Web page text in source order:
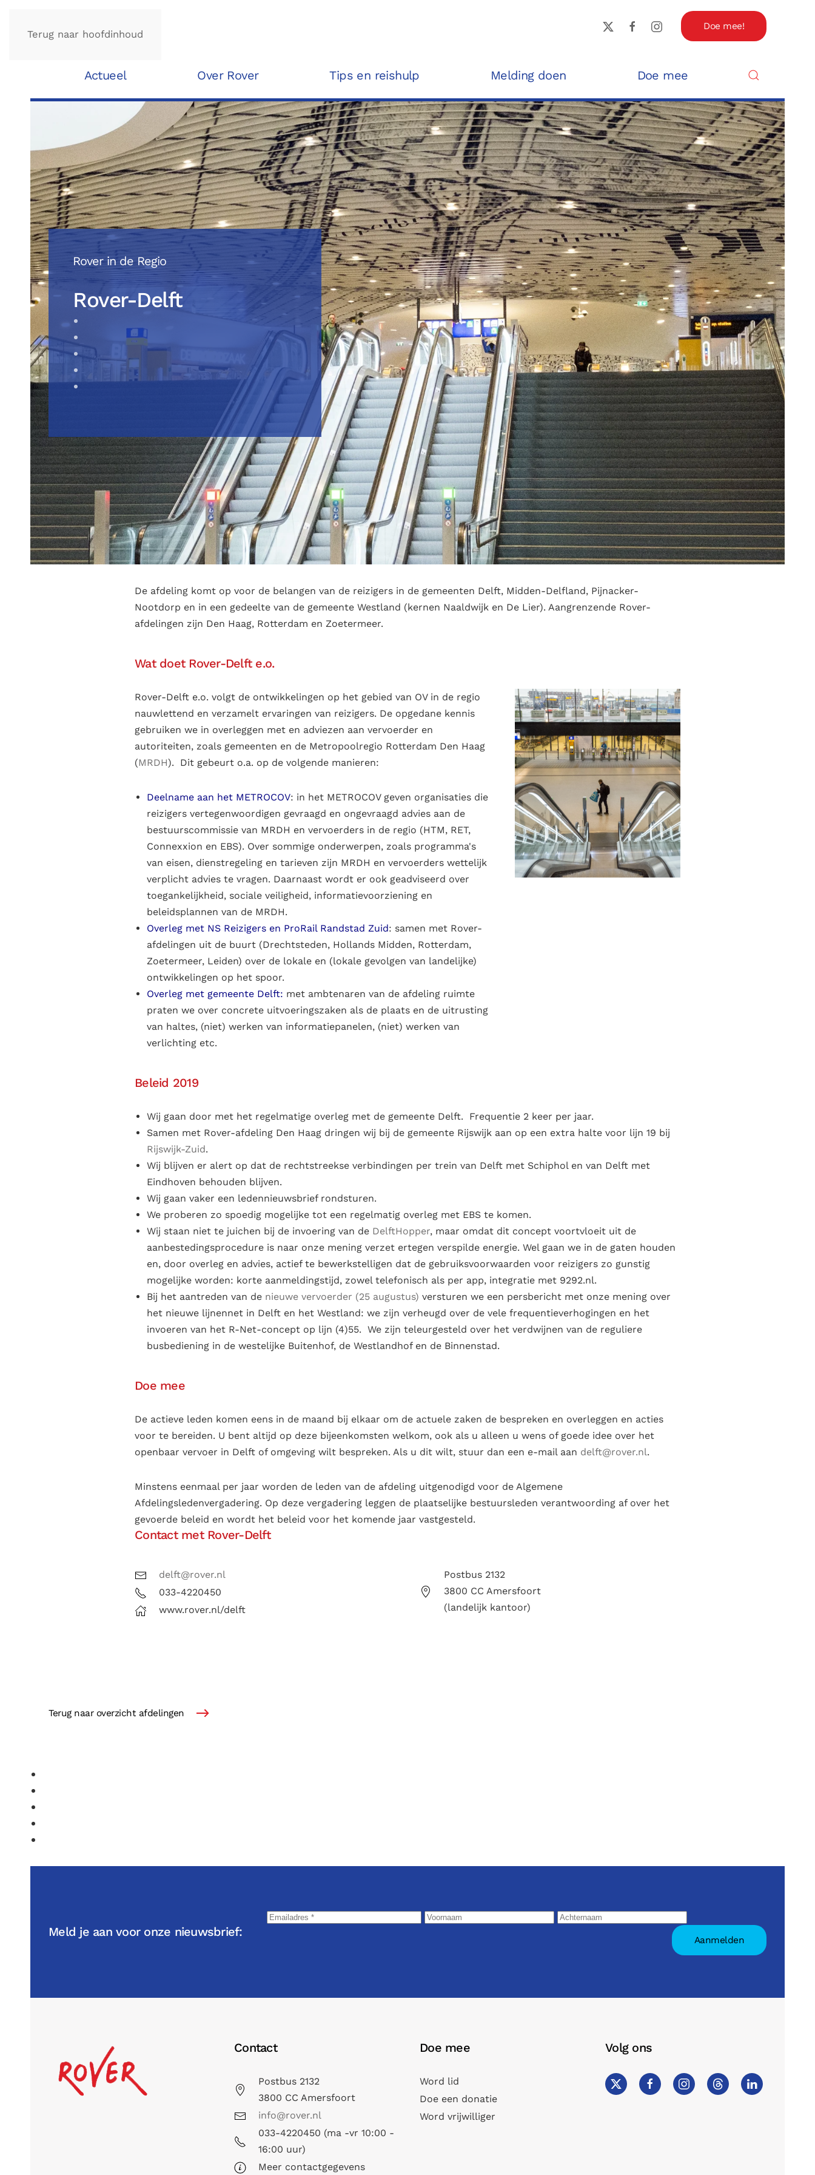
Terug naar hoofdinhoud
Doe mee!
Actueel Over Rover Tips en reishulp Melding doen Doe mee
Rover in de Regio
Rover-Delft
De afdeling komt op voor de belangen van de reizigers in de gemeenten Delft, Midden-Delfland, Pijnacker-
Nootdorp en in een gedeelte van de gemeente Westland (kernen Naaldwijk en De Lier). Aangrenzende Rover-
afdelingen zijn Den Haag, Rotterdam en Zoetermeer.
Wat doet Rover-Delft e.o.
Rover-Delft e.o. volgt de ontwikkelingen op het gebied van OV in de regio
nauwlettend en verzamelt ervaringen van reizigers. De opgedane kennis
gebruiken we in overleggen met en adviezen aan vervoerder en
autoriteiten, zoals gemeenten en de Metropoolregio Rotterdam Den Haag
(MRDH). Dit gebeurt o.a. op de volgende manieren:
Deelname aan het METROCOV: in het METROCOV geven organisaties die
reizigers vertegenwoordigen gevraagd en ongevraagd advies aan de
bestuurscommissie van MRDH en vervoerders in de regio (HTM, RET,
Connexxion en EBS). Over sommige onderwerpen, zoals programma's
van eisen, dienstregeling en tarieven zijn MRDH en vervoerders wettelijk
verplicht advies te vragen. Daarnaast wordt er ook geadviseerd over
toegankelijkheid, sociale veiligheid, informatievoorziening en
beleidsplannen van de MRDH.
Overleg met NS Reizigers en ProRail Randstad Zuid: samen met Rover-
afdelingen uit de buurt (Drechtsteden, Hollands Midden, Rotterdam,
Zoetermeer, Leiden) over de lokale en (lokale gevolgen van landelijke)
ontwikkelingen op het spoor.
Overleg met gemeente Delft: met ambtenaren van de afdeling ruimte
praten we over concrete uitvoeringszaken als de plaats en de uitrusting
van haltes, (niet) werken van informatiepanelen, (niet) werken van
verlichting etc.
Beleid 2019
Wij gaan door met het regelmatige overleg met de gemeente Delft. Frequentie 2 keer per jaar.
Samen met Rover-afdeling Den Haag dringen wij bij de gemeente Rijswijk aan op een extra halte voor lijn 19 bij
Rijswijk-Zuid.
Wij blijven er alert op dat de rechtstreekse verbindingen per trein van Delft met Schiphol en van Delft met
Eindhoven behouden blijven.
Wij gaan vaker een ledennieuwsbrief rondsturen.
We proberen zo spoedig mogelijke tot een regelmatig overleg met EBS te komen.
Wij staan niet te juichen bij de invoering van de DelftHopper, maar omdat dit concept voortvloeit uit de
aanbestedingsprocedure is naar onze mening verzet ertegen verspilde energie. Wel gaan we in de gaten houden
en, door overleg en advies, actief te bewerkstelligen dat de gebruiksvoorwaarden voor reizigers zo gunstig
mogelijke worden: korte aanmeldingstijd, zowel telefonisch als per app, integratie met 9292.nl.
Bij het aantreden van de nieuwe vervoerder (25 augustus) versturen we een persbericht met onze mening over
het nieuwe lijnennet in Delft en het Westland: we zijn verheugd over de vele frequentieverhogingen en het
invoeren van het R-Net-concept op lijn (4)55. We zijn teleurgesteld over het verdwijnen van de reguliere
busbediening in de westelijke Buitenhof, de Westlandhof en de Binnenstad.
Doe mee
De actieve leden komen eens in de maand bij elkaar om de actuele zaken de bespreken en overleggen en acties
voor te bereiden. U bent altijd op deze bijeenkomsten welkom, ook als u alleen u wens of goede idee over het
openbaar vervoer in Delft of omgeving wilt bespreken. Als u dit wilt, stuur dan een e-mail aan delft@rover.nl.
Minstens eenmaal per jaar worden de leden van de afdeling uitgenodigd voor de Algemene
Afdelingsledenvergadering. Op deze vergadering leggen de plaatselijke bestuursleden verantwoording af over het
gevoerde beleid en wordt het beleid voor het komende jaar vastgesteld.
Contact met Rover-Delft
delft@rover.nl
033-4220450
www.rover.nl/delft
Postbus 2132
3800 CC Amersfoort
(landelijk kantoor)
Terug naar overzicht afdelingen
Meld je aan voor onze nieuwsbrief:
Contact
Postbus 2132
3800 CC Amersfoort
info@rover.nl
033-4220450 (ma -vr 10:00 -
16:00 uur)
Meer contactgegevens
Doe mee
Word lid
Doe een donatie
Word vrijwilliger
Volg ons